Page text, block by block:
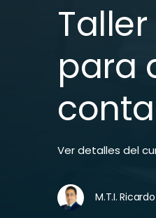
para
Ver detalles del
M.T.I.